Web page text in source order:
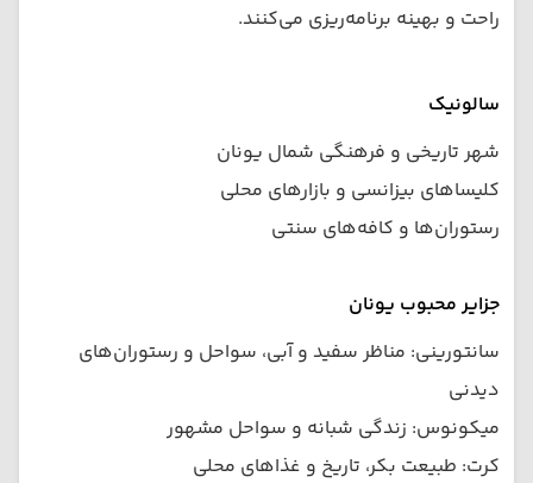
راحت و بهینه برنامه‌ریزی می‌کنند.
سالونیک
شهر تاریخی و فرهنگی شمال یونان
کلیساهای بیزانسی و بازارهای محلی
رستوران‌ها و کافه‌های سنتی
جزایر محبوب یونان
سانتورینی: مناظر سفید و آبی، سواحل و رستوران‌های
دیدنی
میكونوس: زندگی شبانه و سواحل مشهور
کرت: طبیعت بکر، تاریخ و غذاهای محلی